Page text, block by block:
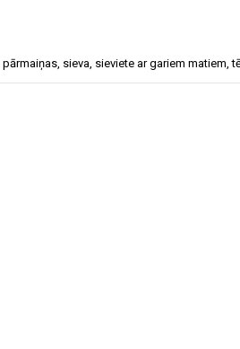
pārmaiņas, sieva, sieviete ar gariem matiem,